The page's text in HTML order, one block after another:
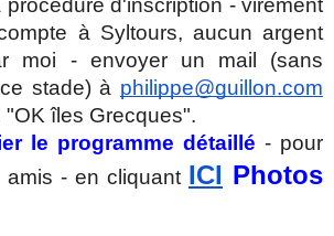
procédure d'inscription - virement
à Syltours, aucun argent
moi - envoyer un mail (sans
stade) à philippe@guillon.com
îles Grecques".
le programme détaillé - pour
amis - en cliquant ICI Photos